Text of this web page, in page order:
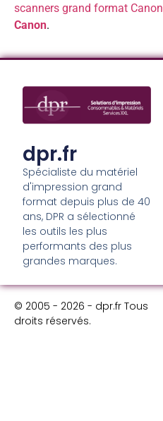
scanners grand format Canon
Canon.
dpr.fr
Spécialiste du matériel
d'impression grand
format depuis plus de 40
ans, DPR a sélectionné
les outils les plus
performants des plus
grandes marques.
© 2005 - 2026 - dpr.fr Tous
droits réservés.